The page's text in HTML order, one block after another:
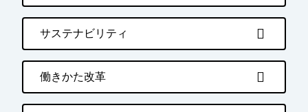
サステナビリティ
働きかた改革